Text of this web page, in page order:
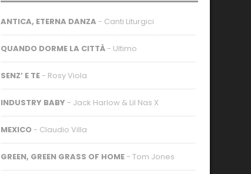
ANTICA, ETERNA DANZA - Canti Liturgici
QUANDO DORME LA CITTÀ - Ultimo
SENZ’ E TE - Rosy Viola
INDUSTRY BABY - Jack Harlow & Lil Nas X
MEXICO - Claudio Villa
GREEN, GREEN GRASS OF HOME - Tom Jones